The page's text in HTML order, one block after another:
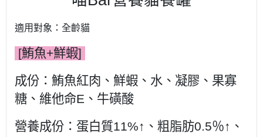
適用對象：全齡貓
[鮪魚+鮮蝦]
成份：鮪魚紅肉、鮮蝦、水、凝膠、果寡
糖、維他命E、牛磺酸
營養成份：蛋白質11%↑、粗脂肪0.5％↑、